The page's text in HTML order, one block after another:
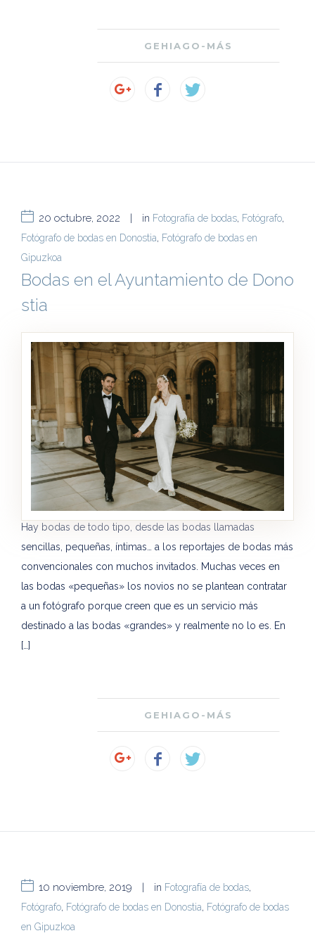
GEHIAGO-MÁS
20 octubre, 2022 | in Fotografía de bodas, Fotógrafo,
Fotógrafo de bodas en Donostia, Fotógrafo de bodas en
Gipuzkoa
Bodas en el Ayuntamiento de Dono
stia
Hay bodas de todo tipo, desde las bodas llamadas
sencillas, pequeñas, íntimas… a los reportajes de bodas más
convencionales con muchos invitados. Muchas veces en
las bodas «pequeñas» los novios no se plantean contratar
a un fotógrafo porque creen que es un servicio más
destinado a las bodas «grandes» y realmente no lo es. En
[…]
GEHIAGO-MÁS
10 noviembre, 2019 | in Fotografía de bodas,
Fotógrafo, Fotógrafo de bodas en Donostia, Fotógrafo de bodas
en Gipuzkoa